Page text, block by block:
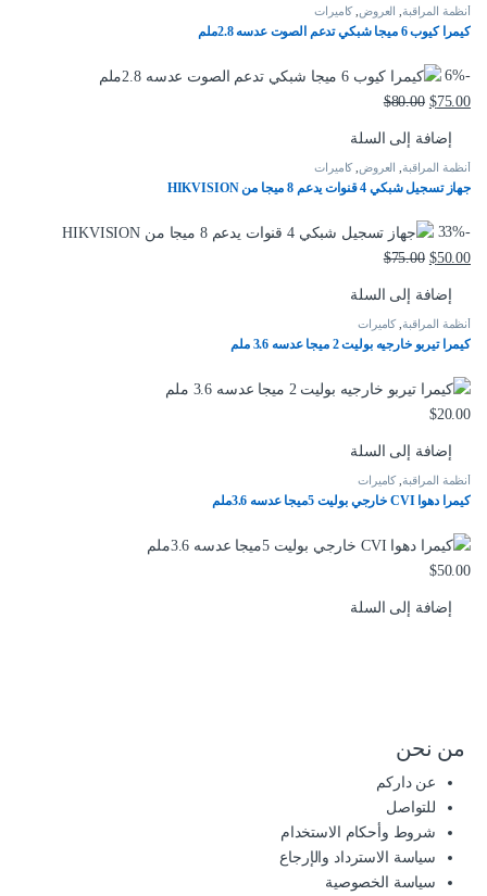
أنظمة المراقبة العروض كاميرات
كيمرا كيوب 6 ميجا شبكي تدعم الصوت عدسه 2.8ملم
-
6%
$75.00
$80.00
إضافة إلى السلة
أنظمة المراقبة العروض كاميرات
جهاز تسجيل شبكي 4 قنوات يدعم 8 ميجا من HIKVISION
-
33%
$50.00
$75.00
إضافة إلى السلة
أنظمة المراقبة كاميرات
كيمرا تيربو خارجيه بوليت 2 ميجا عدسه 3.6 ملم
$20.00
إضافة إلى السلة
أنظمة المراقبة كاميرات
كيمرا دهوا CVI خارجي بوليت 5ميجا عدسه 3.6ملم
$50.00
إضافة إلى السلة
من نحن
عن داركم
للتواصل
شروط وأحكام الاستخدام
سياسة الاسترداد والإرجاع
سياسة الخصوصية